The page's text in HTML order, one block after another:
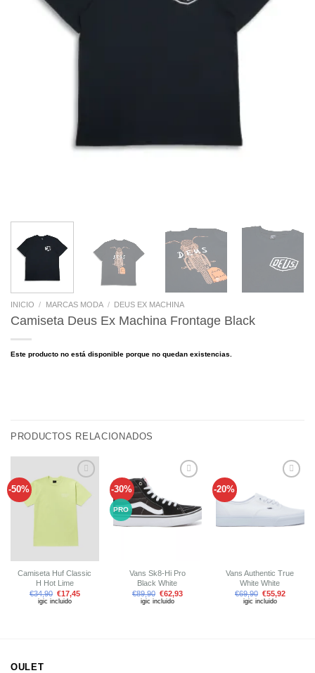
INICIO / MARCAS MODA / DEUS EX MACHINA
Camiseta Deus Ex Machina Frontage Black
Este producto no está disponible porque no quedan existencias.
PRODUCTOS RELACIONADOS
-50%
Añadir
a tu
lista de
Camiseta Huf Classic
H Hot Lime
€34,90 €17,45
igic incluido
-30%
PRO
lista de
deseos
Vans Sk8-Hi Pro
Black White
€89,90 €62,93
igic incluido
-20%
lista de
Vans Authentic True
White White
€69,90 €55,92
igic incluido
OULET